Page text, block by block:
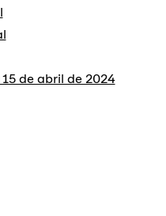
de abril de 2024